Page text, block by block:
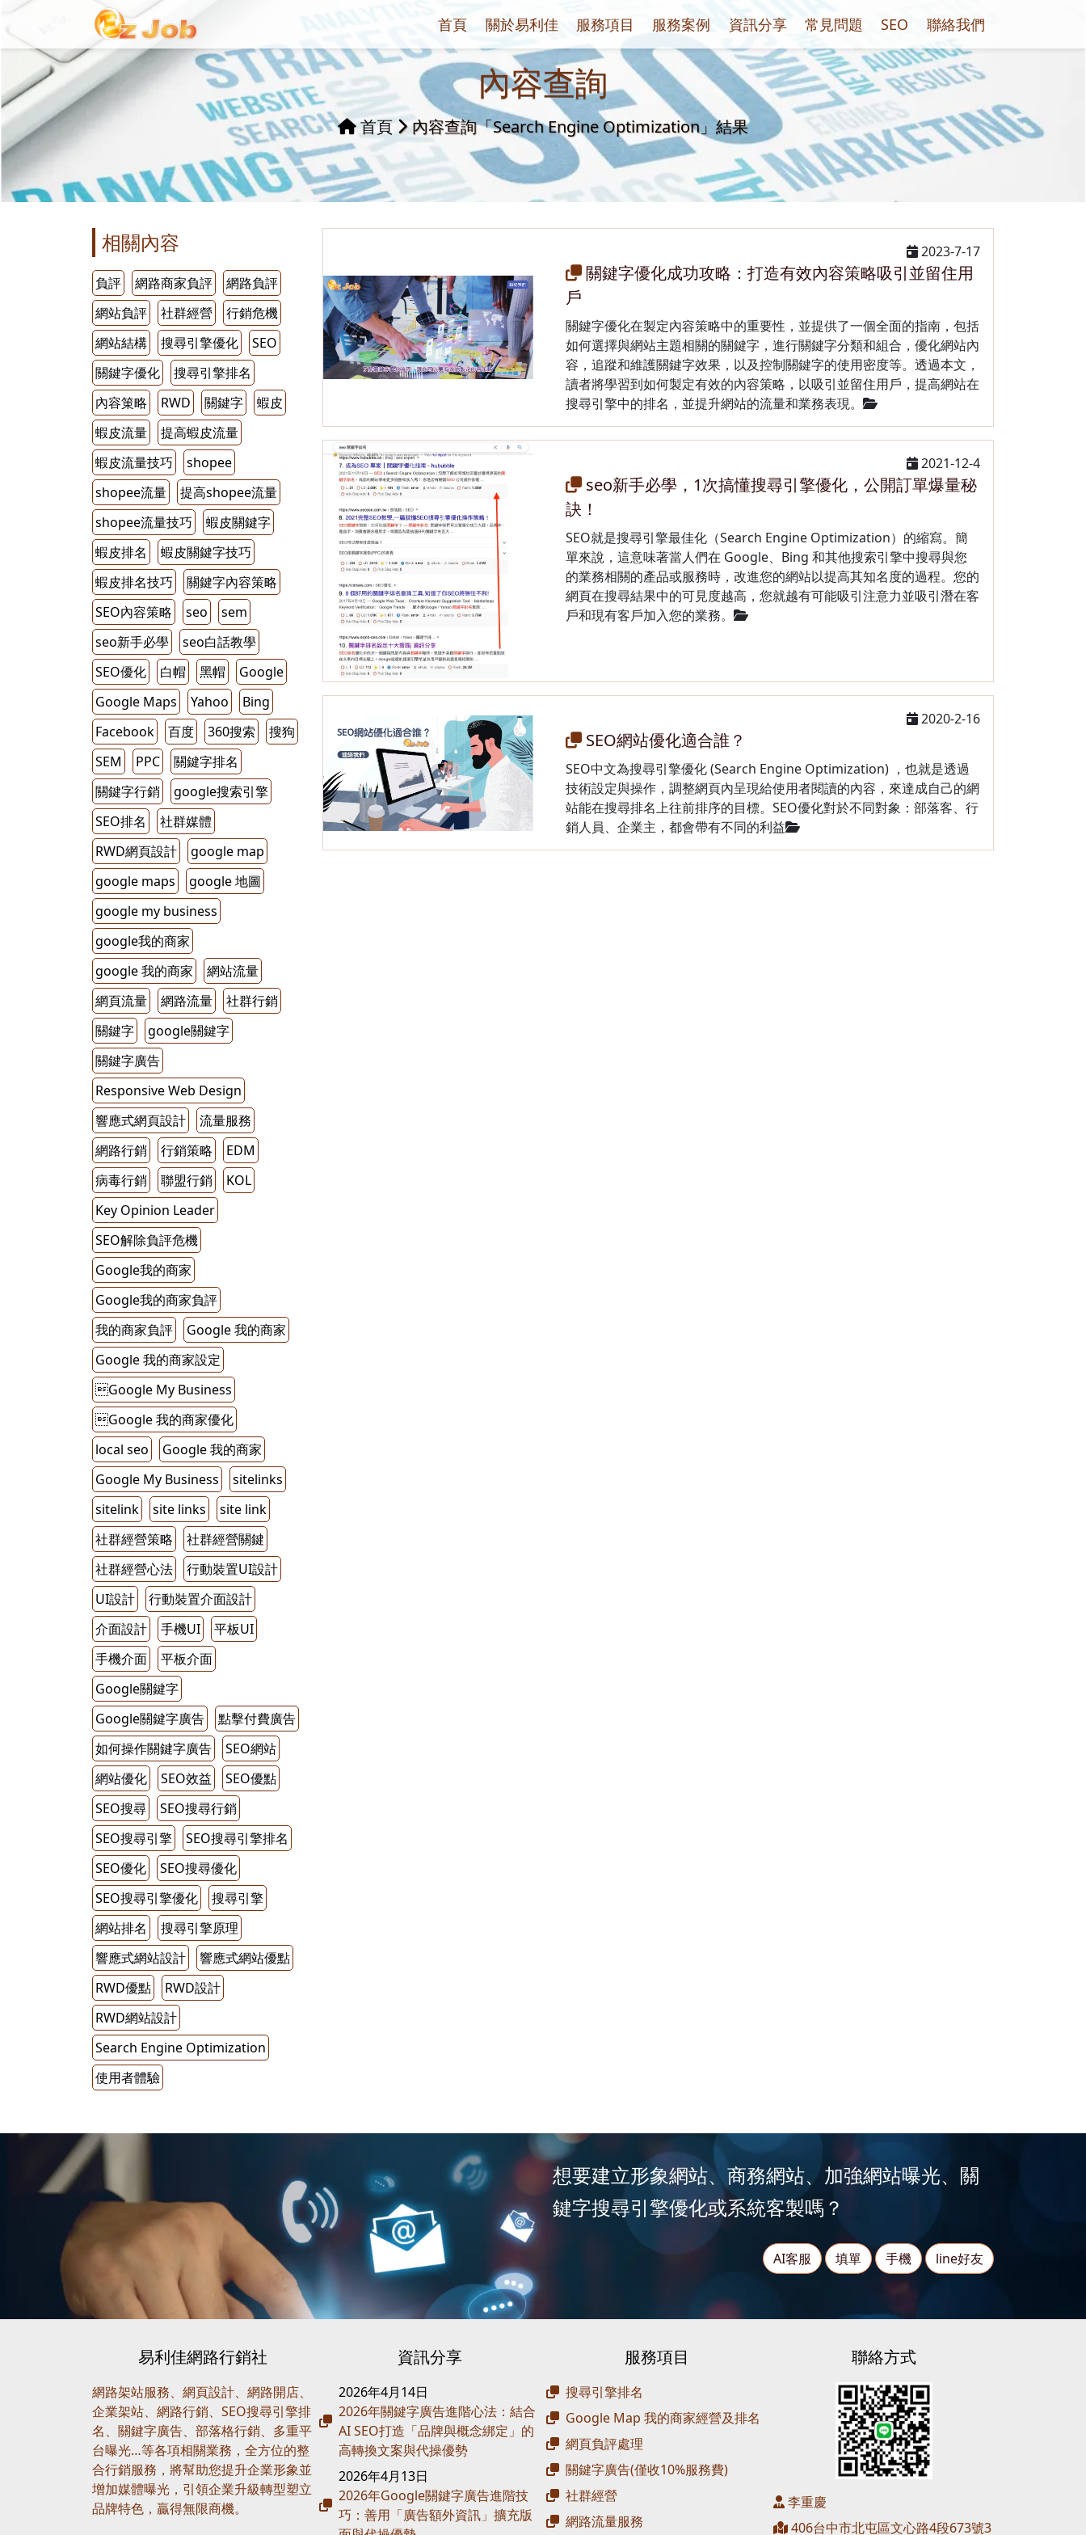
首頁 關於易利佳 服務項目 服務案例 資訊分享 常見問題 SEO 聯絡我們
內容查詢
首頁 內容查詢「Search Engine Optimization」結果
相關內容
負評 網路商家負評
網路負評
網站負評
社群經營
行銷危機
網站結構
搜尋引擎優化
SEO
關鍵字優化
搜尋引擎排名
內容䇿略
RWD 關鍵字
蝦皮
蝦皮流量
提高蝦皮流量
蝦皮流量技巧
shopee
shopee流量
提高shopee流量
shopee流量技巧
蝦皮關鍵字
蝦皮排名
蝦皮關鍵字技巧
蝦皮排名技巧
關鍵字內容策略
SEO內容策略
seo
sem
seo新手必學
seo白話教學
SEO優化
白帽 黑帽
Google
Google Maps
Yahoo
Bing
Facebook
百度 360搜索
搜狗
SEM
PPC
關鍵字排名
關鍵字行銷
google搜索引擎
SEO排名
社群媒體
RWD網頁設計
google map
google maps
google 地圖
google my business
google我的商家
google 我的商家
網站流量
網頁流量
網路流量
社群行銷
關鍵字
google關鍵字
關鍵字廣告
Responsive Web Design
響應式網頁設計
流量服務
網路行銷
行銷策略
EDM
病毒行銷
聯盟行銷
KOL
Key Opinion Leader
SEO解除負評危機
Google我的商家
Google我的商家負評
我的商家負評
Google 我的商家
Google 我的商家設定
Google My Business
Google 我的商家優化
local seo
Google 我的商家
Google My Business
sitelinks
sitelink
site links
site link
社群經營策略
社群經營關鍵
社群經營心法
行動裝置UI設計
UI設計
行動裝置介面設計
介面設計
手機UI
平板UI
手機介面
平板介面
Google關鍵字
Google關鍵字廣告
點擊付費廣告
如何操作關鍵字廣告
SEO網站
網站優化
SEO效益
SEO優點
SEO搜尋
SEO搜尋行銷
SEO搜尋引擎
SEO搜尋引擎排名
SEO優化
SEO搜尋優化
SEO搜尋引擎優化
搜尋引擎
網站排名
搜尋引擎原理
響應式網站設計
響應式網站優點
RWD優點
RWD設計
RWD網站設計
Search Engine Optimization
使用者體驗
2023-7-17
關鍵字優化成功攻略：打造有效內容策略吸引並留住用
戶
關鍵字優化在製定內容策略中的重要性，並提供了一個全面的指南，包括
如何選擇與網站主題相關的關鍵字，進行關鍵字分類和組合，優化網站內
容，追蹤和維護關鍵字效果，以及控制關鍵字的使用密度等。透過本文，
讀者將學習到如何製定有效的內容策略，以吸引並留住用戶，提高網站在
搜尋引擎中的排名，並提升網站的流量和業務表現。
2021-12-4
seo新手必學，1次搞懂搜尋引擎優化，公開訂單爆量秘
訣！
SEO就是搜尋引擎最佳化（Search Engine Optimization）的縮寫。簡
單來說，這意味著當人們在 Google、Bing 和其他搜索引擎中搜尋與您
的業務相關的產品或服務時，改進您的網站以提高其知名度的過程。您的
網頁在搜尋結果中的可見度越高，您就越有可能吸引注意力並吸引潛在客
戶和現有客戶加入您的業務。
2020-2-16
SEO網站優化適合誰？
SEO中文為搜尋引擎優化 (Search Engine Optimization) ，也就是透過
技術設定與操作，調整網頁內呈現給使用者閱讀的內容，來達成自己的網
站能在搜尋排名上往前排序的目標。SEO優化對於不同對象：部落客、行
銷人員、企業主，都會帶有不同的利益
想要建立形象網站、商務網站、加強網站曝光、關
鍵字搜尋引擎優化或系統客製嗎？
AI客服 填單 手機 line好友
易利佳網路行銷社
網路架站服務、網頁設計、網路開店、
企業架站、網路行銷、SEO搜尋引擎排
名、關鍵字廣告、部落格行銷、多重平
台曝光…等各項相關業務，全方位的整
合行銷服務，將幫助您提升企業形象並
增加媒體曝光，引領企業升級轉型塑立
品牌特色，贏得無限商機。
資訊分享
2026年4月14日
2026年關鍵字廣告進階心法：結合
AI SEO打造「品牌與概念綁定」的
高轉換文案與代操優勢
2026年4月13日
2026年Google關鍵字廣告進階技
巧：善用「廣告額外資訊」擴充版
服務項目
搜尋引擎排名
Google Map 我的商家經營及排名
網頁負評處理
關鍵字廣告(僅收10%服務費)
社群經營
網路流量服務
聯絡方式
李重慶
406台中市北屯區文心路4段673號3